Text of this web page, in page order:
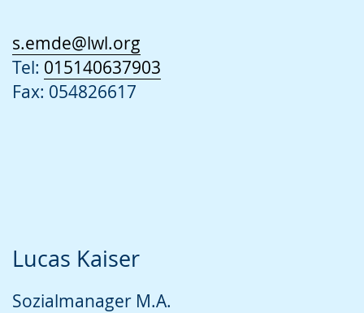
s.emde@lwl.org
Tel: 015140637903
Fax: 054826617
Lucas Kaiser
Sozialmanager M.A.